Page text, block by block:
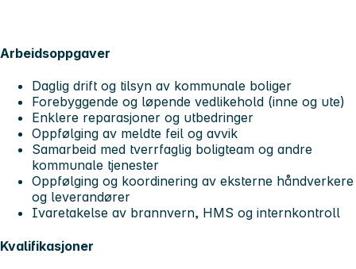
Arbeidsoppgaver
Daglig drift og tilsyn av kommunale boliger
Forebyggende og løpende vedlikehold (inne og ute)
Enklere reparasjoner og utbedringer
Oppfølging av meldte feil og avvik
Samarbeid med tverrfaglig boligteam og andre
kommunale tjenester
Oppfølging og koordinering av eksterne håndverkere
og leverandører
Ivaretakelse av brannvern, HMS og internkontroll
Kvalifikasjoner